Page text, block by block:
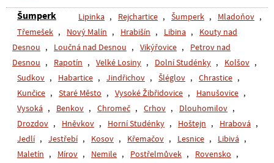
Šumperk Lipinka , Rejchartice , Šumperk , Mladoňov ,
Třemešek , Nový Malín , Hrabišín , Libina ,
Kouty nad
Desnou , Loučná nad Desnou , Vikýřovice ,
Petrov nad
Desnou , Rapotín , Velké Losiny , Dolní Studénky , Kolšov ,
Sudkov , Habartice , Jindřichov , Šléglov , Chrastice ,
Kunčice , Staré Město , Vysoké Žibřidovice , Hanušovice ,
Vysoká , Benkov , Chromeč , Crhov , Dlouhomilov ,
Drozdov , Hněvkov , Horní Studénky , Hoštejn , Hrabová ,
Jedlí , Jestřebí , Kosov , Křemačov , Lesnice , Libivá ,
Maletín , Mírov , Nemile , Postřelmůvek , Rovensko ,